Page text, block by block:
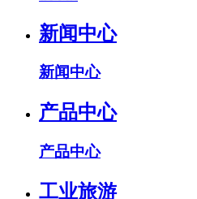
新闻中心
新闻中心
产品中心
产品中心
工业旅游